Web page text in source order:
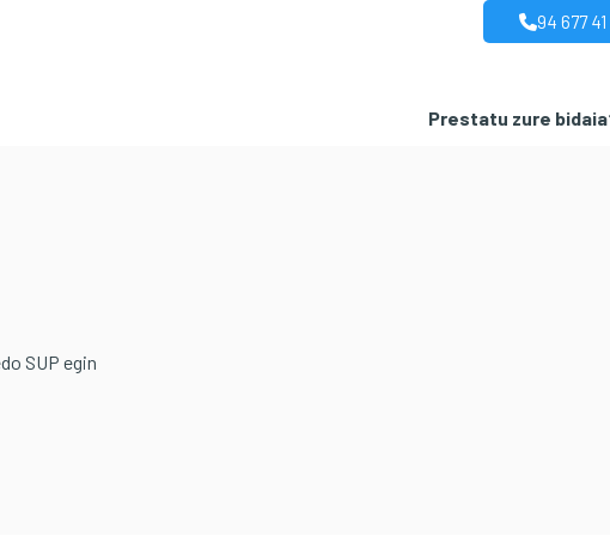
94 677
Prestatu zure bidaia
SUP egin